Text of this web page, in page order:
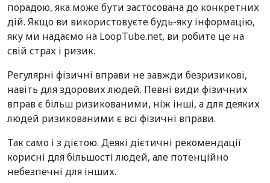
порадою, яка може бути застосована до конкретних
дій. Якщо ви використовуєте будь-яку інформацію,
яку ми надаємо на LoopTube.net, ви робите це на
свій страх і ризик.
Регулярні фізичні вправи не завжди безризикові,
навіть для здорових людей. Певні види фізичних
вправ є більш ризикованими, ніж інші, а для деяких
людей ризикованими є всі фізичні вправи.
Так само і з дієтою. Деякі дієтичні рекомендації
корисні для більшості людей, але потенційно
небезпечні для інших.